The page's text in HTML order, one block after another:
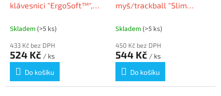
klávesnici "ErgoSoft™",
nízké, kompaktní
Skladem (>5 ks)
433 Kč bez DPH
524 Kč / ks
Do košíku
myš/trackball "Slim
gelová výplň, KENSINGTON
Skladem (>5 ks)
450 Kč bez DPH
544 Kč / ks
Do košíku